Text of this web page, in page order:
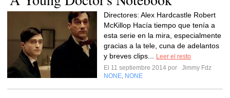
Directores: Alex Hardcastle Robert
McKillop Hacía tiempo que tenía a
esta serie en la mira, especialmente
gracias a la tele, cuna de adelantos
y breves clips...
Leer el resto
El 11 septiembre 2014 por
Jimmy Fdz
NONE NONE